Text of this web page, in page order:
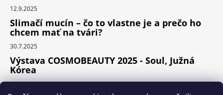
12.9.2025
Slimačí mucín – čo to vlastne je a prečo ho
chcem mať na tvári?
30.7.2025
Výstava COSMOBEAUTY 2025 - Soul, Južná
Kórea
11.6.2025